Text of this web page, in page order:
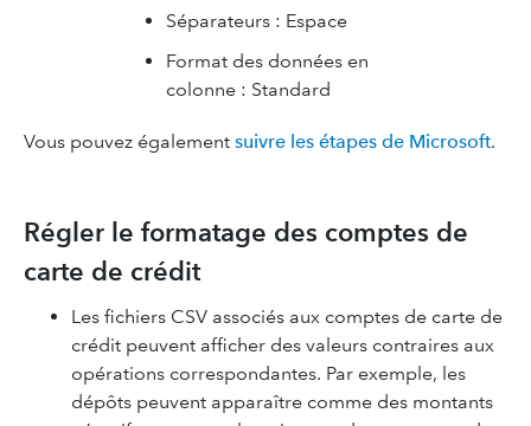
Séparateurs : Espace
Format des données en
colonne : Standard
Vous pouvez également suivre les étapes de Microsoft.
Régler le formatage des comptes de
carte de crédit
Les fichiers CSV associés aux comptes de carte de
crédit peuvent afficher des valeurs contraires aux
opérations correspondantes. Par exemple, les
dépôts peuvent apparaître comme des montants